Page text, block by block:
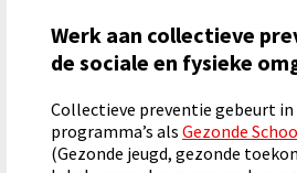
Werk aan collectieve
de sociale en fysieke
Collectieve preventie gebeurt in
programma’s als Gezonde
(Gezonde jeugd, gezonde